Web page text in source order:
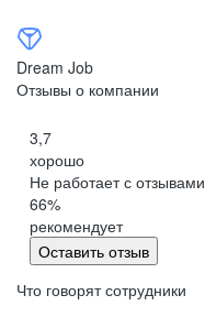
Dream Job
Отзывы о компании
3,7
хорошо
Не работает с отзывами
66%
рекомендует
Оставить отзыв
Что говорят сотрудники